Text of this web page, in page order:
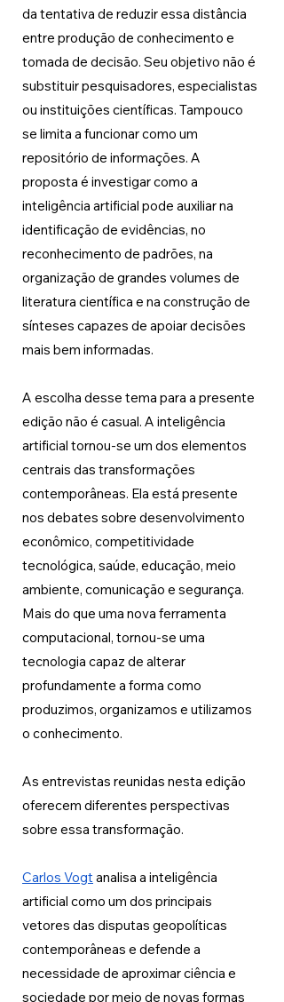
da tentativa de reduzir essa distância
entre produção de conhecimento e
tomada de decisão. Seu objetivo não é
substituir pesquisadores, especialistas
ou instituições científicas. Tampouco
se limita a funcionar como um
repositório de informações. A
proposta é investigar como a
inteligência artificial pode auxiliar na
identificação de evidências, no
reconhecimento de padrões, na
organização de grandes volumes de
literatura científica e na construção de
sínteses capazes de apoiar decisões
mais bem informadas.
A escolha desse tema para a presente
edição não é casual. A inteligência
artificial tornou-se um dos elementos
centrais das transformações
contemporâneas. Ela está presente
nos debates sobre desenvolvimento
econômico, competitividade
tecnológica, saúde, educação, meio
ambiente, comunicação e segurança.
Mais do que uma nova ferramenta
computacional, tornou-se uma
tecnologia capaz de alterar
profundamente a forma como
produzimos, organizamos e utilizamos
o conhecimento.
As entrevistas reunidas nesta edição
oferecem diferentes perspectivas
sobre essa transformação.
Carlos Vogt analisa a inteligência
artificial como um dos principais
vetores das disputas geopolíticas
contemporâneas e defende a
necessidade de aproximar ciência e
sociedade por meio de novas formas